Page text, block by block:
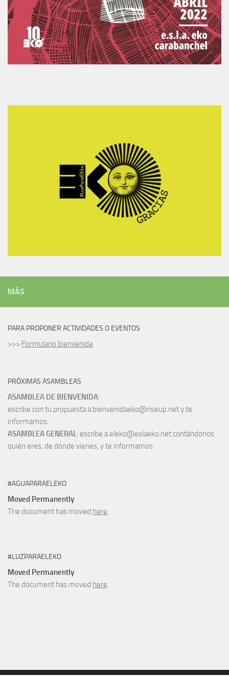
MÁS
PARA PROPONER ACTIVIDADES O EVENTOS
>>> Formulario bienvenida
PRÓXIMAS ASAMBLEAS
ASAMBLEA DE BIENVENIDA:
escribe con tu propuesta a bienvenidaeko@riseup.net y te
informamos.
ASAMBLEA GENERAL: escribe a eleko@eslaeko.net contándonos
quién eres, de dónde vienes, y te informamos.
#AGUAPARAELEKO
Moved Permanently
The document has moved here.
#LUZPARAELEKO
Moved Permanently
The document has moved here.